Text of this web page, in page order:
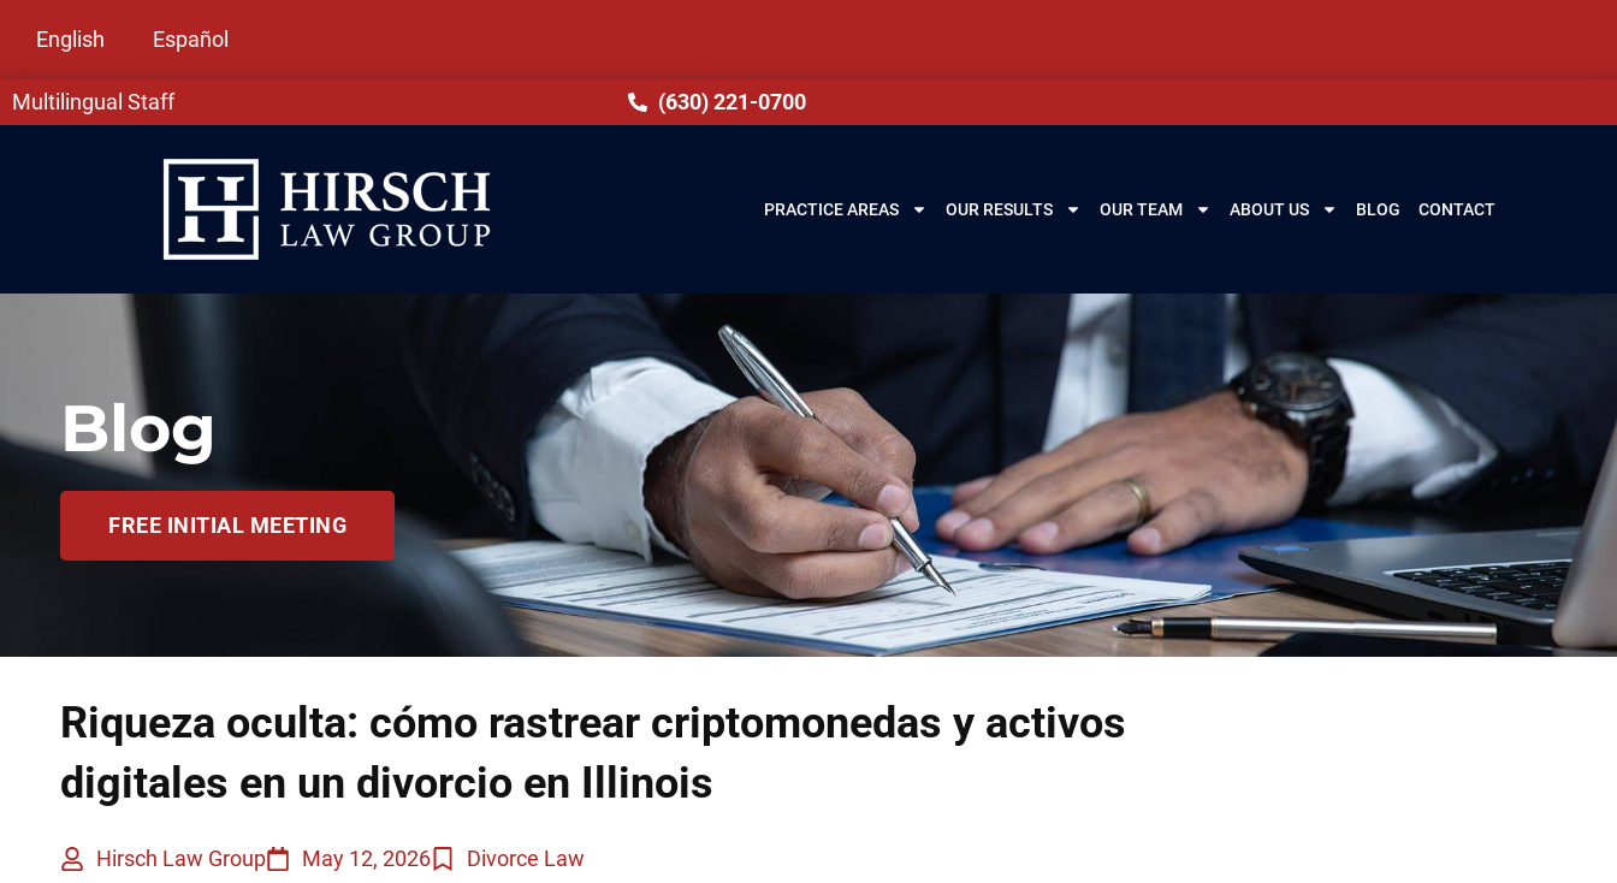
English Español
Multilingual Staff (630) 221-0700
PRACTICE AREAS OUR RESULTS OUR TEAM ABOUT US BLOG CONTACT
Blog
FREE INITIAL MEETING
Riqueza oculta: cómo rastrear criptomonedas y activos
digitales en un divorcio en Illinois
Hirsch Law Group May 12, 2026 Divorce Law